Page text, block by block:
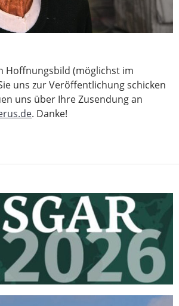
Hoffnungsbild (möglichst im
uns zur Veröffentlichung schicken
uns über Ihre Zusendung an
. Danke!